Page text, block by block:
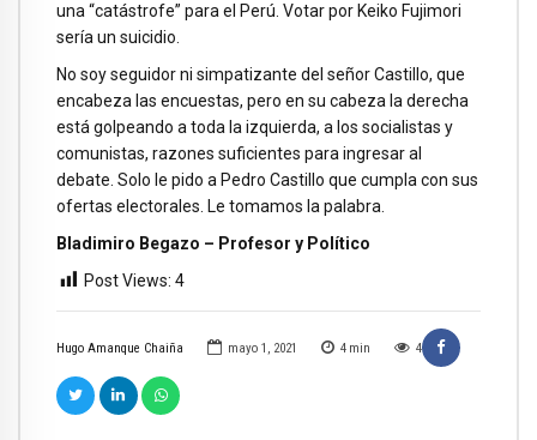
Hugo Amanque Chaiña mayo 1, 2021 4 min 4
una “catástrofe” para el Perú. Votar por Keiko Fujimori
sería un suicidio.
No soy seguidor ni simpatizante del señor Castillo, que
encabeza las encuestas, pero en su cabeza la derecha
está golpeando a toda la izquierda, a los socialistas y
comunistas, razones suficientes para ingresar al
debate. Solo le pido a Pedro Castillo que cumpla con sus
ofertas electorales. Le tomamos la palabra.
Bladimiro Begazo – Profesor y Político
Post Views: 4